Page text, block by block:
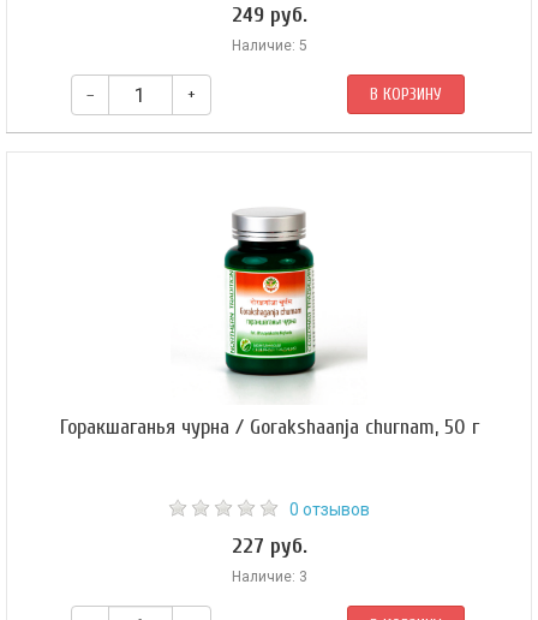
249 руб.
Наличие: 5
– + В КОРЗИНУ
Горакшаганья чурна / Gorakshaanja churnam, 50 г
0 отзывов
227 руб.
Наличие: 3